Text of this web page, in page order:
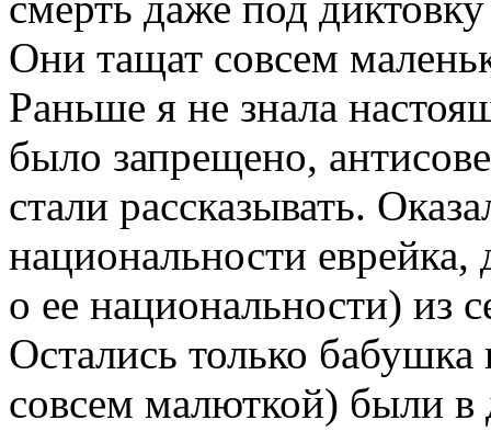
Они тащат совсем
Раньше я не знала
было запрещено,
стали рассказывать.
национальности еврейка,
о ее национальности) из
Остались только
совсем малюткой) были в